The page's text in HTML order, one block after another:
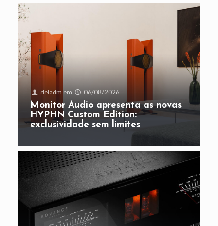
deladm em 06/08/2026
Monitor Audio apresenta as novas
HYPHN Custom Edition:
exclusividade sem limites